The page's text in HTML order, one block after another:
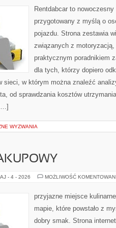
Rentdabcar to
przygotowany z myślą o
pojazdu. Strona zestawia
związanych z
praktycznym poradnikiem
dla tych, którzy dopiero
sieci, w którym można znaleźć
od sprawdzania kosztów
WYZWANIA
- 4 - 2026 MOŻLIWOŚĆ
przyjazne miejsce
mapie, które powstało z
dobry smak. Strona